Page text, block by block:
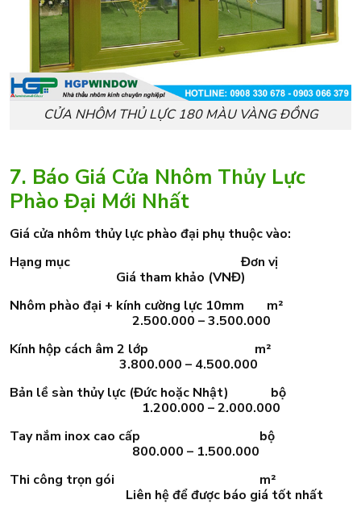
CỬA NHÔM THỦ LỰC 180 MÀU VÀNG ĐỒNG
7. Báo Giá Cửa Nhôm Thủy Lực
Phào Đại Mới Nhất
Giá cửa nhôm thủy lực phào đại phụ thuộc vào:
Hạng mục Đơn vị
Giá tham khảo (VNĐ)
Nhôm phào đại + kính cường lực 10mm m²
2.500.000 – 3.500.000
Kính hộp cách âm 2 lớp m²
3.800.000 – 4.500.000
Bản lề sàn thủy lực (Đức hoặc Nhật) bộ
1.200.000 – 2.000.000
Tay nắm inox cao cấp bộ
800.000 – 1.500.000
Thi công trọn gói m²
Liên hệ để được báo giá tốt nhất